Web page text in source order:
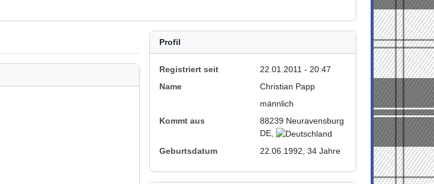
Profil
Registriert seit
22.01.2011 - 20:47
Name
Christian Papp
männlich
Kommt aus
88239 Neuravensburg
DE,
Geburtsdatum
22.06.1992, 34 Jahre